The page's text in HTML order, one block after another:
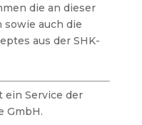
die an dieser
auch die
aus der SHK-
ein Service der
GmbH.